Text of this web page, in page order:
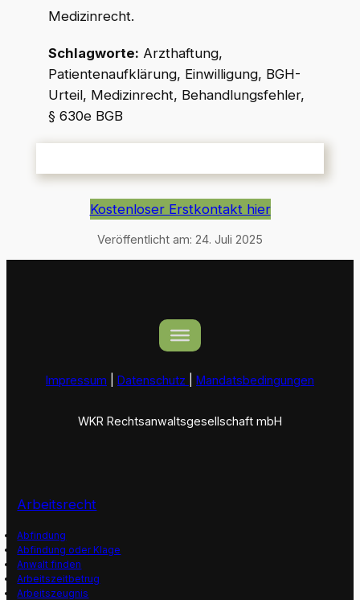
Medizinrecht.
Schlagworte: Arzthaftung,
Patientenaufklärung, Einwilligung, BGH-
Urteil, Medizinrecht, Behandlungsfehler,
§ 630e BGB
Kostenloser Erstkontakt hier
Veröffentlicht am: 24. Juli 2025
Impressum Datenschutz Mandatsbedingungen
WKR Rechtsanwaltsgesellschaft mbH
Arbeitsrecht
Abfindung
Abfindung oder Klage
Anwalt finden
Arbeitszeitbetrug
Arbeitszeugnis